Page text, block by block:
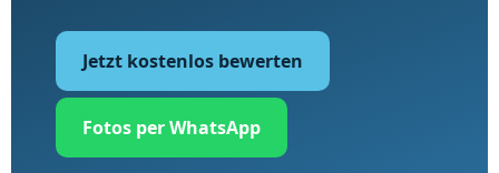
Jetzt kostenlos bewerten
Fotos per WhatsApp